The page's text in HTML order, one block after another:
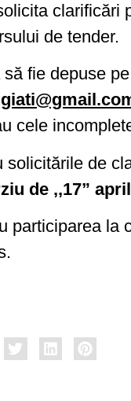
clarificări
de tender.
fie depuse
cele
solicitările de
de ,,17”
participarea la